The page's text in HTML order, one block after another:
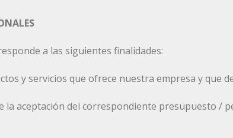
a las siguientes finalidades:
y servicios que ofrece nuestra empresa y que
la aceptación del correspondiente presupuesto /